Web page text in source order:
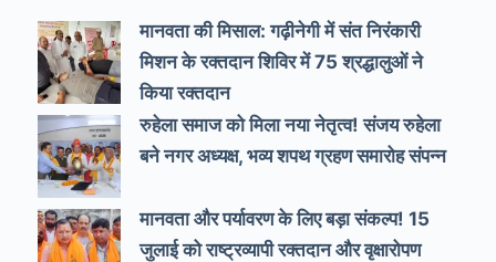
मानवता की मिसाल: गढ़ीनेगी में संत निरंकारी
मिशन के रक्तदान शिविर में 75 श्रद्धालुओं ने
किया रक्तदान
रुहेला समाज को मिला नया नेतृत्व! संजय रुहेला
बने नगर अध्यक्ष, भव्य शपथ ग्रहण समारोह संपन्न
मानवता और पर्यावरण के लिए बड़ा संकल्प! 15
जुलाई को राष्ट्रव्यापी रक्तदान और वृक्षारोपण